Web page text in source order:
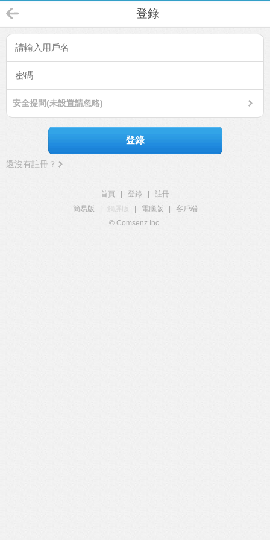
登錄
安全提問(未設置請忽略)
登錄
還沒有註冊？
首頁 登錄
註冊
簡易版
觸屏版 電腦版
客戶端
© Comsenz Inc.